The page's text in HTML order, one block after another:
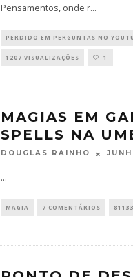
Pensamentos, onde r...
PERDIDO EM PERGUNTAS NO
1207 VISUALIZAÇÕES 1
MAGIAS EM
SPELLS NA
DOUGLAS RAINHO
...
MAGIA 7 COMENTÁRIOS